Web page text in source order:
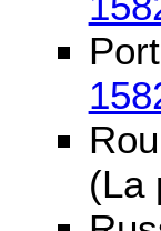
(La